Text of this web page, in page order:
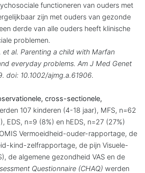
functioneren van ouders met
zijn met ouders van gezonde
derde van alle ouders heeft klinische
problemen.
et al. Parenting a child with Marfan
everyday problems. Am J Med Genet
doi: 10.1002/ajmg.a.61906.
cross-sectionele,
107 kinderen (4-18 jaar), MFS, n=62
EDS, n=9 (8%) en hEDS, n=27 (27%)
Vermoeidheid-ouder-rapportage, de
kind-zelf­rapportage, de pijn Visuele-
de algemene gezondheid VAS en de
Questionnaire (CHAQ) werden